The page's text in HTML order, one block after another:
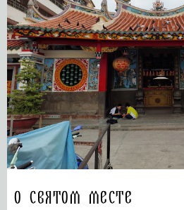
О святом месте